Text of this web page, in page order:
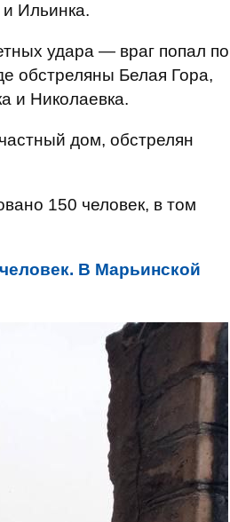
Ильинка.
удара — враг попал по
обстреляны Белая Гора,
и Николаевка.
дом, обстрелян
150 человек, в том
В Марьинской